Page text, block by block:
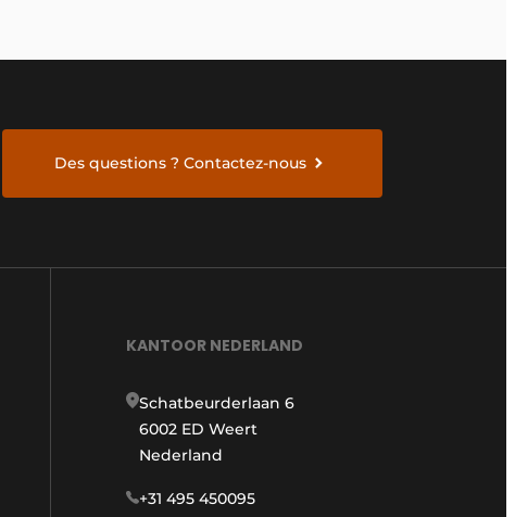
Des questions ? Contactez-nous
KANTOOR NEDERLAND
Schatbeurderlaan 6
6002 ED Weert
Nederland
+31 495 450095